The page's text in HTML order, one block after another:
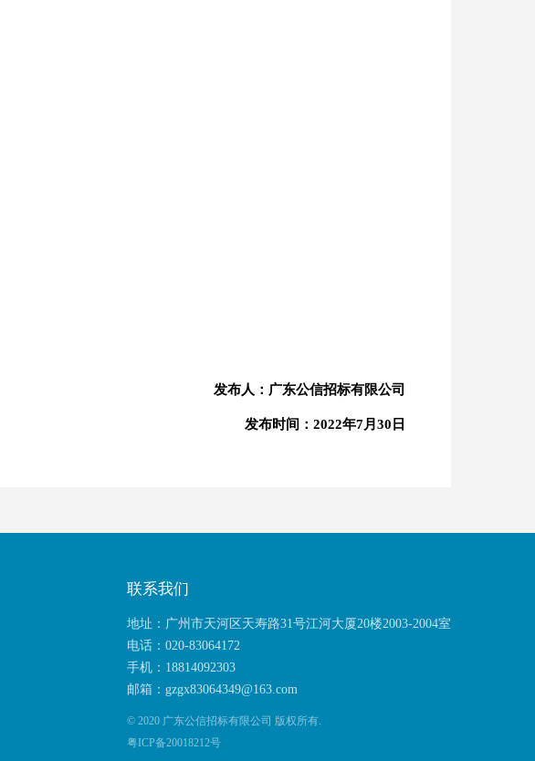
发布人：广东公信招标有限公司
发布时间 ： 2022年7月 30 日
联系我们
地址：广州市天河区天寿路31号江河大厦20楼2003-2004室
电话：020-83064172
手机：18814092303
邮箱：gzgx83064349@163.com
© 2020 广东公信招标有限公司 版权所有.
粤ICP备20018212号